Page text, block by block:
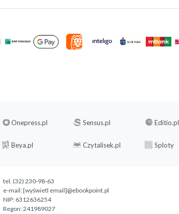
Onepress.pl Sensus.pl Editio.pl
Beya.pl Czytalisek.pl Sploty
tel. (32) 230-98-63
e-mail:[wyświetl email]@ebookpoint.pl
NIP: 6312636254
Regon: 241989027